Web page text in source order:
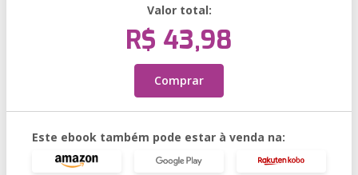
Valor total:
R$ 43,98
Comprar
Este ebook também pode estar à venda na: